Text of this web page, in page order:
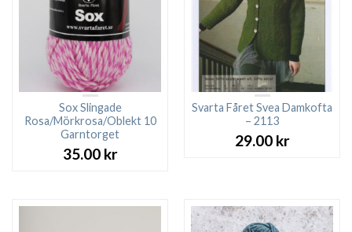
Sox Slingade
Rosa/Mörkrosa/Oblekt 10
Garntorget
35.00 kr
Svarta Fåret Svea Damkofta
– 2113
29.00 kr